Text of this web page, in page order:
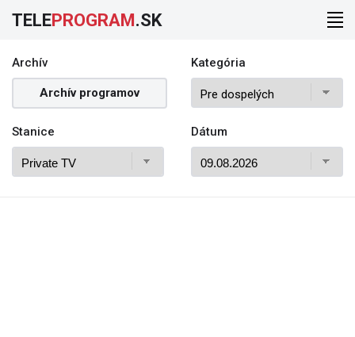
TELEPROGRAM.SK
Archív
Archív programov
Kategória
Stanice Dátum